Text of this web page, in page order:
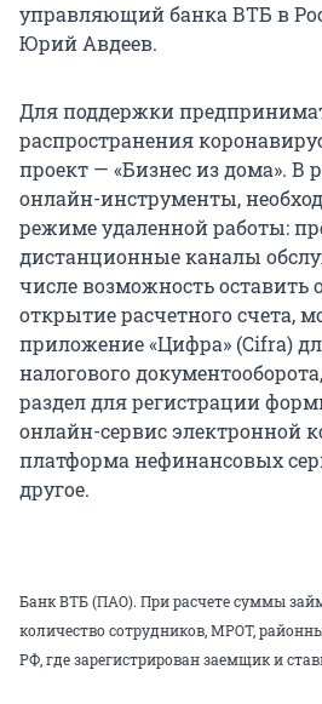
управляющий банка ВТБ в
Юрий Авдеев.
Для поддержки
распространения
проект — «Бизнес из дома». В
онлайн-инструменты,
режиме удаленной работы:
дистанционные каналы
числе возможность оставить
открытие расчетного счета,
приложение «Цифра» (Cifra)
налогового
раздел для регистрации
онлайн-сервис электронной
платформа нефинансовых
другое.
Банк ВТБ (ПАО). При расчете суммы
количество сотрудников, МРОТ,
РФ, где зарегистрирован заемщик и